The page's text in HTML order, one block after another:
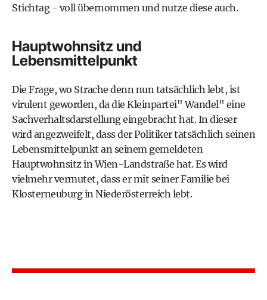
Stichtag - voll übernommen und nutze diese auch.
Hauptwohnsitz und
Lebensmittelpunkt
Die Frage, wo Strache denn nun tatsächlich lebt, ist
virulent geworden, da die Kleinpartei" Wandel" eine
Sachverhaltsdarstellung eingebracht hat. In dieser
wird angezweifelt, dass der Politiker tatsächlich seinen
Lebensmittelpunkt an seinem gemeldeten
Hauptwohnsitz in Wien-Landstraße hat. Es wird
vielmehr vermutet, dass er mit seiner Familie bei
Klosterneuburg in Niederösterreich lebt.